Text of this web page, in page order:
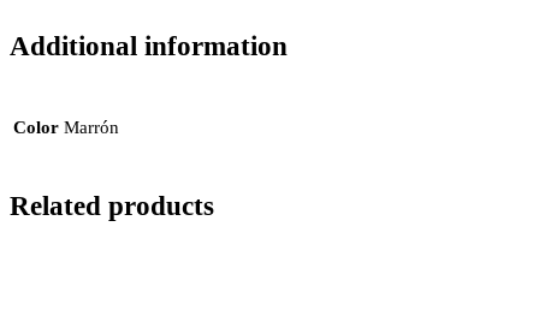
Additional information
Color Marrón
Related products